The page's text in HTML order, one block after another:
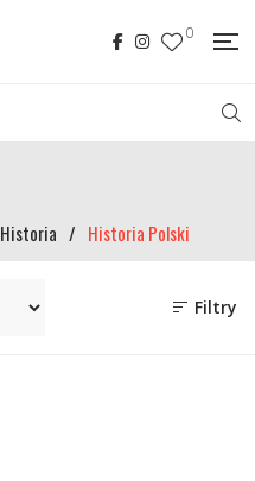
0
Historia / Historia Polski
Filtry